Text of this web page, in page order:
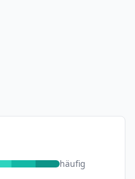
häufig